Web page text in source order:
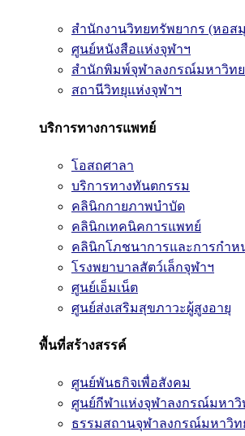
สำนักงานวิทยทรัพยากร (หอส
ศูนย์หนังสือแห่งจุฬาฯ
สำนักพิมพ์จุฬาลงกรณ์มหาวิท
สถานีวิทยุแห่งจุฬาฯ
บริการทางการแพทย์
โอสถศาลา
บริการทางทันตกรรม
คลินิกกายภาพบำบัด
คลินิกเทคนิคการแพทย์
คลินิกโภชนาการและการกำห
โรงพยาบาลสัตว์เล็กจุฬาฯ
ศูนย์เอ็มเน็ต
ศูนย์ส่งเสริมสุขภาวะผู้สูงอายุ
พื้นที่สร้างสรรค์
ศูนย์พันธกิจเพื่อสังคม
ศูนย์กีฬาแห่งจุฬาลงกรณ์มหาวิ
ธรรมสถานจุฬาลงกรณ์มหาวิท